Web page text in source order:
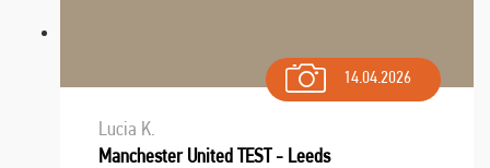
14.04.2026
Lucia K.
Manchester United TEST - Leeds